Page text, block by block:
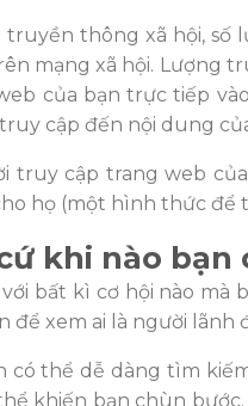
truyền thông xã hội, số
mạng xã hội. Lượng
của bạn trực tiếp
cập đến nội dung
truy cập trang web
họ (một hình thức để
khi nào bạn
bất kì cơ hội nào mà
In để xem ai là người lãnh
có thể dễ dàng tìm
khiến bạn chùn bư